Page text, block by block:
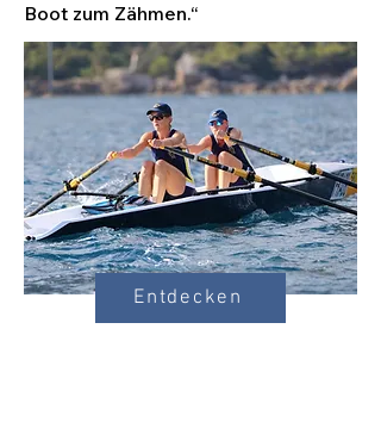
Boot zum Zähmen.“
Entdecken